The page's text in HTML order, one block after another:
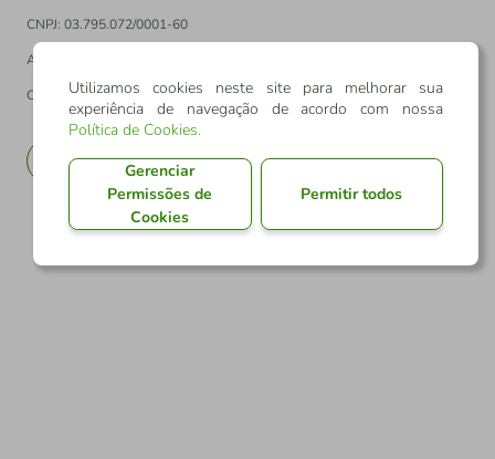
CNPJ: 03.795.072/0001-60
Av. Assis Brasil, 3940, J. Lindóia - Porto Alegre
CEP: 91010-003
EN
Utilizamos cookies neste site para melhorar sua
experiência de navegação de acordo com nossa
Política de Cookies.
Gerenciar
Permissões de
Cookies
Permitir todos